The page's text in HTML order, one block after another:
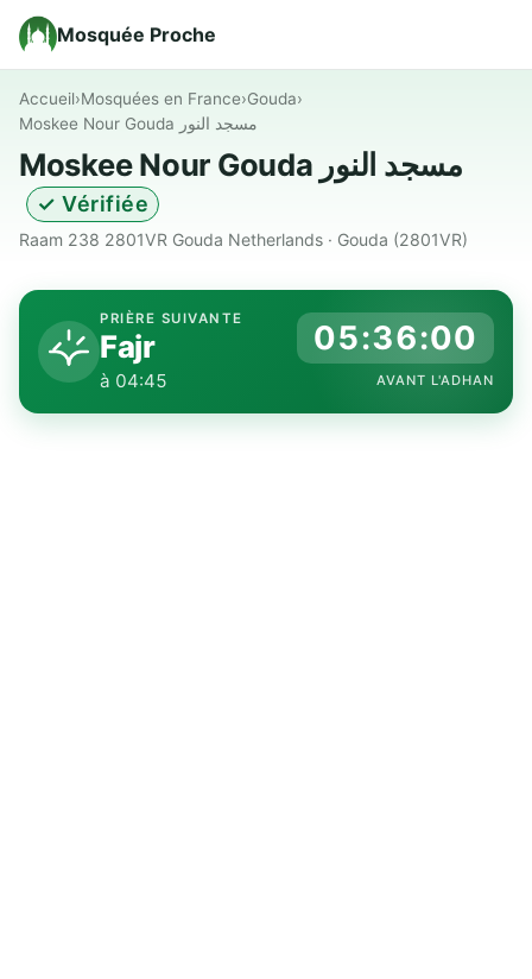
Mosquée Proche
Accueil›Mosquées en France›Gouda›
Moskee Nour Gouda مسجد النور
Moskee Nour Gouda مسجد النور
✓ Vérifiée
Raam 238 2801VR Gouda Netherlands · Gouda (2801VR)
PRIÈRE SUIVANTE
Fajr
à 04:45
05:35:59
AVANT L'ADHAN